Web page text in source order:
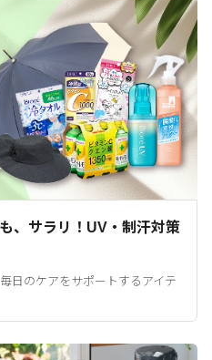
、サラリ！UV・制汗対策
日のケアをサポートするアイテ